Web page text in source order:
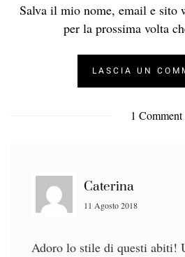
Salva il mio nome, email e sito
per la prossima volta
1 Comment
Caterina
11 Agosto 2018
Adoro lo stile di questi abiti!